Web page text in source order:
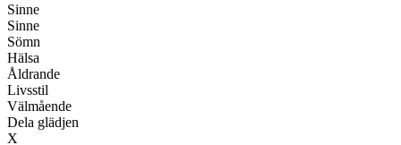
Sinne
Sinne
Sömn
Hälsa
Åldrande
Livsstil
Välmående
Dela glädjen
X